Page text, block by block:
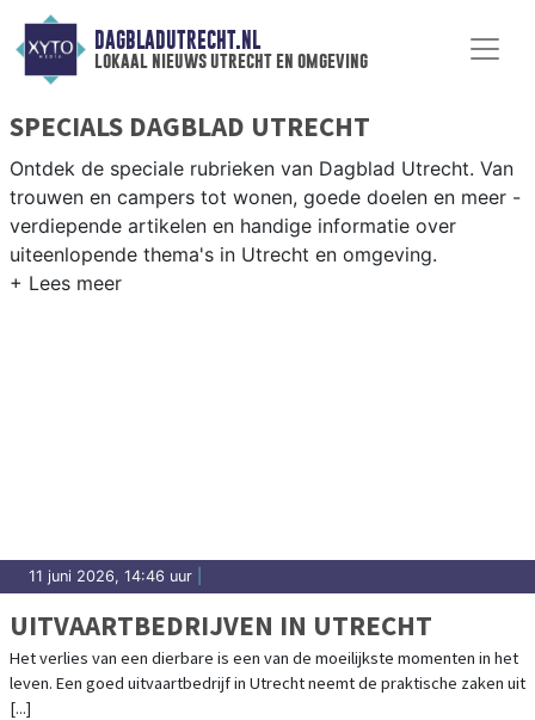
DAGBLADUTRECHT.NL
lokaal nieuws utrecht en omgeving
SPECIALS DAGBLAD UTRECHT
Ontdek de speciale rubrieken van Dagblad Utrecht. Van
trouwen en campers tot wonen, goede doelen en meer -
verdiepende artikelen en handige informatie over
uiteenlopende thema's in Utrecht en omgeving.
11 juni 2026, 14:46 uur
UITVAARTBEDRIJVEN IN UTRECHT
Het verlies van een dierbare is een van de moeilijkste momenten in het
leven. Een goed uitvaartbedrijf in Utrecht neemt de praktische zaken uit
[...]